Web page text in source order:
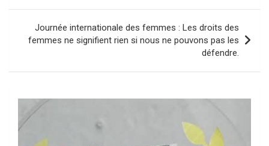
l’article
Journée internationale des femmes : Les droits des
femmes ne signifient rien si nous ne pouvons pas les
défendre.